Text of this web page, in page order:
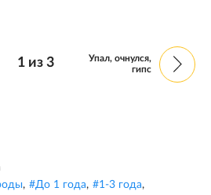
1из 3
Упал, очнулся,
гипс
, #До 1 года, #1-3 года,